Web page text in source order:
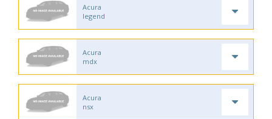
Acura
legend
Acura
mdx
Acura
nsx